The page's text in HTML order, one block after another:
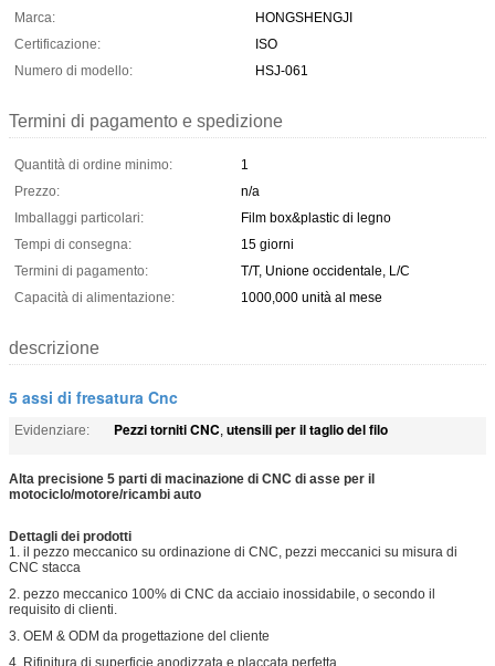
Marca:
HONGSHENGJI
Certificazione:
ISO
Numero di modello:
HSJ-061
Termini di pagamento e spedizione
Quantità di ordine minimo:
1
Prezzo:
n/a
Imballaggi particolari:
Film box&plastic di legno
Tempi di consegna:
15 giorni
Termini di pagamento:
T/T, Unione occidentale, L/C
Capacità di alimentazione:
1000,000 unità al mese
descrizione
5 assi di fresatura Cnc
Evidenziare: Pezzi torniti CNC, utensili per il taglio del filo
Alta precisione 5 parti di macinazione di CNC di asse per il
motociclo/motore/ricambi auto
Dettagli dei prodotti
1. il pezzo meccanico su ordinazione di CNC, pezzi meccanici su misura di
CNC stacca
2. pezzo meccanico 100% di CNC da acciaio inossidabile, o secondo il
requisito di clienti.
3. OEM & ODM da progettazione del cliente
4. Rifinitura di superficie anodizzata e placcata perfetta